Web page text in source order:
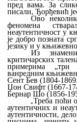
пред вама. За
писали, Ђорђевић
Ово
феномена
неаутентичност у
је добро позната
језику и у
Из
критичарских
примерима „три
ванредним
Сент Бев (1804-
Џон Свифт (1667-
Бернар Шо (1856-
„Треба поћи
аутентичних и
аутентичности,